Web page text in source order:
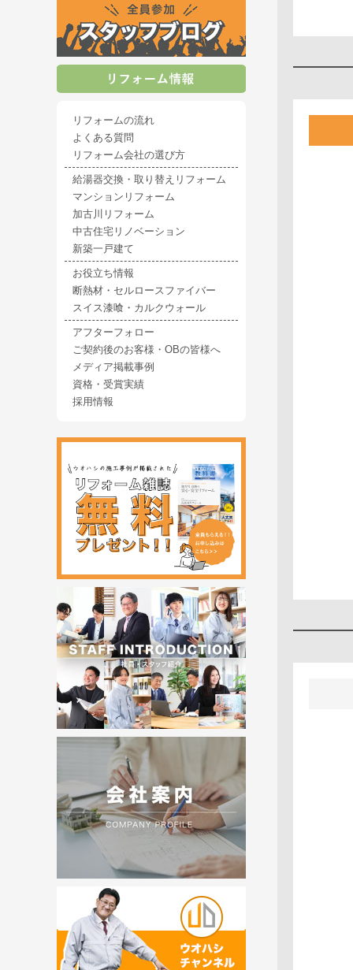
リフォームの流れ
よくある質問
リフォーム会社の選び方
給湯器交換・取り替えリフォーム
マンションリフォーム
加古川リフォーム
中古住宅リノベーション
新築一戸建て
お役立ち情報
断熱材・セルロースファイバー
スイス漆喰・カルクウォール
アフターフォロー
ご契約後のお客様・OBの皆様へ
メディア掲載事例
資格・受賞実績
採用情報